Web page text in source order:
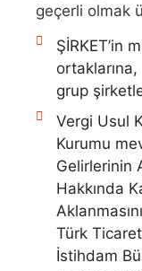
geçerli olmak
ŞİRKET’in
grup
Vergi Usul
Kurumu
Gelirlerinin
Hakkında
Türk
İstihdam